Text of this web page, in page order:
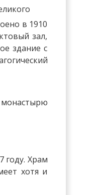
в 1910
зал,
здание с
году. Храм
хотя и